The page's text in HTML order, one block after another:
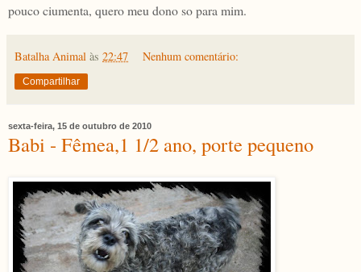
pouco ciumenta, quero meu dono so para mim.
Batalha Animal às 22:47 Nenhum comentário:
Compartilhar
sexta-feira, 15 de outubro de 2010
Babi - Fêmea,1 1/2 ano, porte pequeno